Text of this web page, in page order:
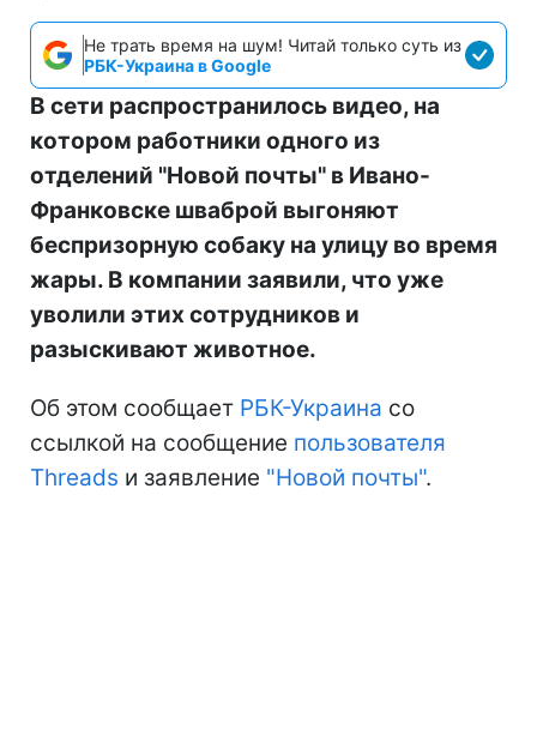
Не трать время на шум! Читай только суть из
РБК-Украина в Google
В сети распространилось видео, на
котором работники одного из
отделений "Новой почты" в Ивано-
Франковске шваброй выгоняют
беспризорную собаку на улицу во время
жары. В компании заявили, что уже
уволили этих сотрудников и
разыскивают животное.
Об этом сообщает РБК-Украина со
ссылкой на сообщение пользователя
Threads и заявление "Новой почты".